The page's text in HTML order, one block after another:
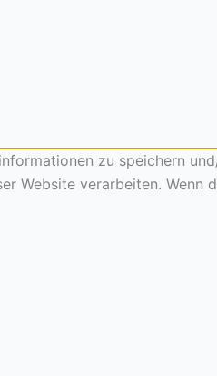
zu speichern
Website verarbeiten. Wenn